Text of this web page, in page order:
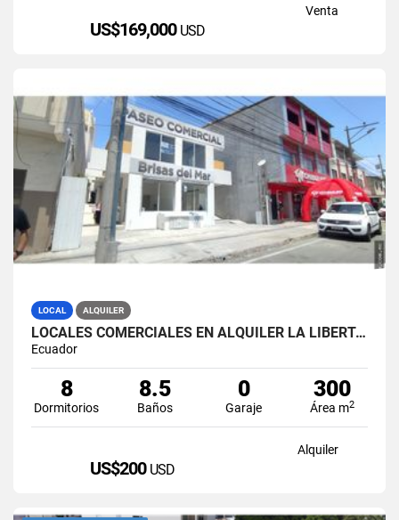
Venta
US$169,000 USD
LOCAL ALQUILER
LOCALES COMERCIALES EN ALQUILER LA LIBERTAD AV. 9 OCTUBRE
Ecuador
8
Dormitorios
8.5
Baños
0
Garaje
300
Área m2
Alquiler
US$200 USD